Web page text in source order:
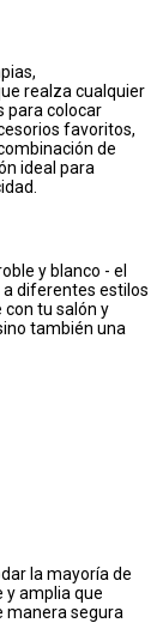
realza cualquier
para colocar
favoritos,
de
ideal para
y blanco - el
diferentes estilos
con tu salón y
también una
la mayoría de
y amplia que
manera segura